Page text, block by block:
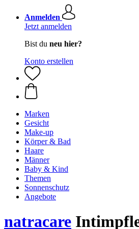
Anmelden
Jetzt anmelden
Bist du neu hier?
Konto erstellen
Marken
Gesicht
Make-up
Körper & Bad
Haare
Männer
Baby & Kind
Themen
Sonnenschutz
Angebote
natracare